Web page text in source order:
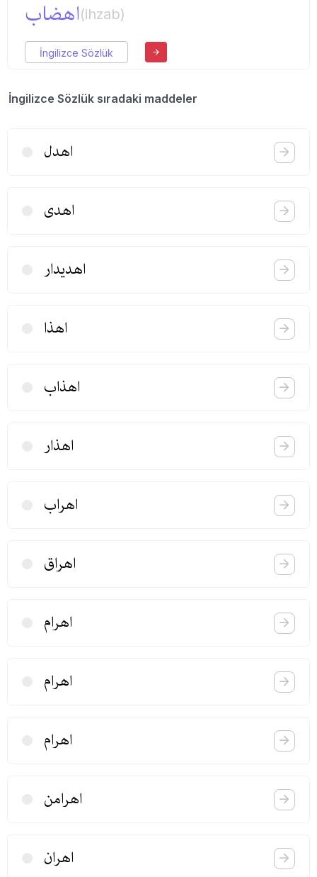
اهضاب(ihzab)
İngilizce Sözlük
İngilizce Sözlük sıradaki maddeler
اهدل
اهدی
اهدیدار
اهذا
اهذاب
اهذار
اهراب
اهراق
اهرام
اهرام
اهرام
اهرامن
اهران